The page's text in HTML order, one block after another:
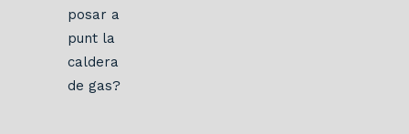
posar a
punt la
caldera
de gas?